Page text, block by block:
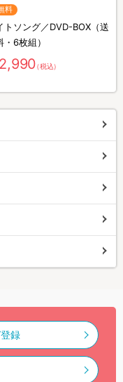
料
トソング／DVD-BOX（送
・6枚組）
（税込）
録